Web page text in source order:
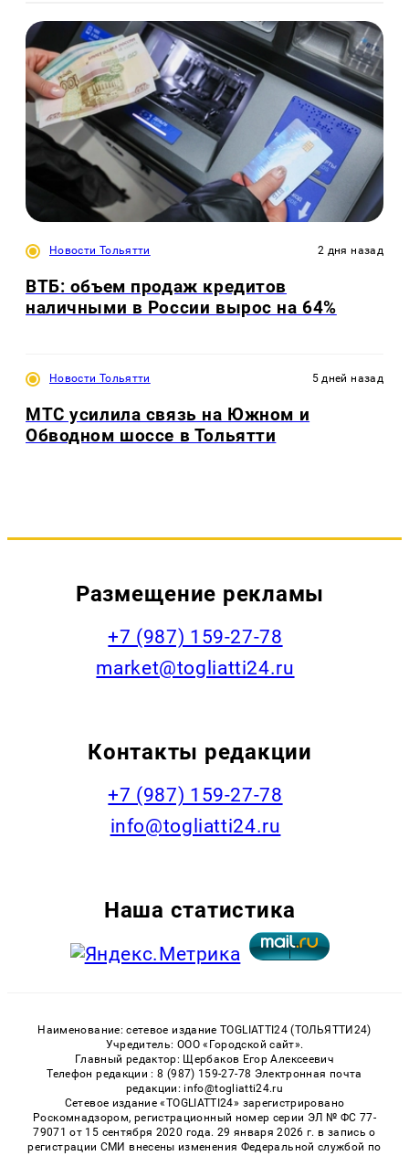
Новости Тольятти 2 дня назад
ВТБ: объем продаж кредитов
наличными в России вырос на 64%
Новости Тольятти 5 дней назад
МТС усилила связь на Южном и
Обводном шоссе в Тольятти
Размещение рекламы
+7 (987) 159-27-78
market@togliatti24.ru
Контакты редакции
+7 (987) 159-27-78
info@togliatti24.ru
Наша статистика
Наименование: сетевое издание TOGLIATTI24 (ТОЛЬЯТТИ24)
Учредитель: ООО «Городской сайт».
Главный редактор: Щербаков Егор Алексеевич
Телефон редакции : 8 (987) 159-27-78 Электронная почта
редакции: info@togliatti24.ru
Сетевое издание «TOGLIATTI24» зарегистрировано
Роскомнадзором, регистрационный номер серии ЭЛ № ФС 77-
79071 от 15 сентября 2020 года. 29 января 2026 г. в запись о
регистрации СМИ внесены изменения Федеральной службой по